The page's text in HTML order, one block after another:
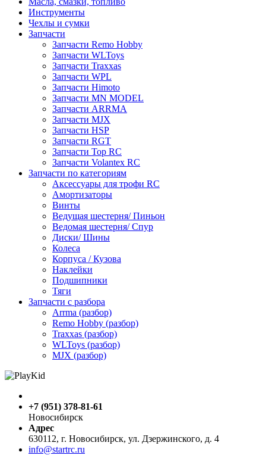
Инструменты
Чехлы и сумки
Запчасти
Запчасти Remo Hobby
Запчасти WLToys
Запчасти Traxxas
Запчасти WPL
Запчасти Himoto
Запчасти MN MODEL
Запчасти ARRMA
Запчасти MJX
Запчасти HSP
Запчасти RGT
Запчасти Top RC
Запчасти Volantex RC
Запчасти по категориям
Аксессуары для трофи RC
Амортизаторы
Винты
Ведущая шестерня/ Пиньон
Ведомая шестерня/ Спур
Диски/ Шины
Колеса
Корпуса / Кузова
Наклейки
Подшипники
Тяги
Запчасти с разбора
Arrma (разбор)
Remo Hobby (разбор)
Traxxas (разбор)
WLToys (разбор)
MJX (разбор)
+7 (951) 378-81-61
Новосибирск
Адрес
630112, г. Новосибирск, ул. Дзержинского, д. 4
info@startrc.ru